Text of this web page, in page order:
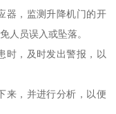
器，监测升降机门的开
人员误入或坠落。
时，及时发出警报，以
来，并进行分析，以便